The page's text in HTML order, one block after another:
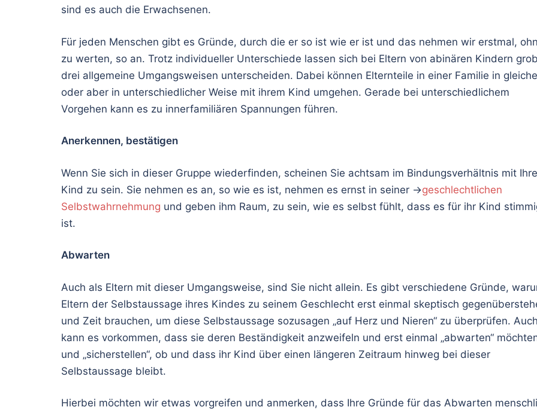
sind es auch die Erwachsenen.
Für jeden Menschen gibt es Gründe, durch die er so ist wie er ist und das nehmen wir erstmal,
zu werten, so an. Trotz individueller Unterschiede lassen sich bei Eltern von abinären Kindern grob
drei allgemeine Umgangsweisen unterscheiden. Dabei können Elternteile in einer Familie in
oder aber in unterschiedlicher Weise mit ihrem Kind umgehen. Gerade bei unterschiedlichem
Vorgehen kann es zu innerfamiliären Spannungen führen.
Anerkennen, bestätigen
Wenn Sie sich in dieser Gruppe wiederfinden, scheinen Sie achtsam im Bindungsverhältnis mit
Kind zu sein. Sie nehmen es an, so wie es ist, nehmen es ernst in seiner →geschlechtlichen
Selbstwahrnehmung und geben ihm Raum, zu sein, wie es selbst fühlt, dass es für ihr Kind
ist.
Abwarten
Auch als Eltern mit dieser Umgangsweise, sind Sie nicht allein. Es gibt verschiedene Gründe,
Eltern der Selbstaussage ihres Kindes zu seinem Geschlecht erst einmal skeptisch
und Zeit brauchen, um diese Selbstaussage sozusagen „auf Herz und Nieren“ zu überprüfen. Auch
kann es vorkommen, dass sie deren Beständigkeit anzweifeln und erst einmal „abwarten“
und „sicherstellen“, ob und dass ihr Kind über einen längeren Zeitraum hinweg bei dieser
Selbstaussage bleibt.
Hierbei möchten wir etwas vorgreifen und anmerken, dass Ihre Gründe für das Abwarten